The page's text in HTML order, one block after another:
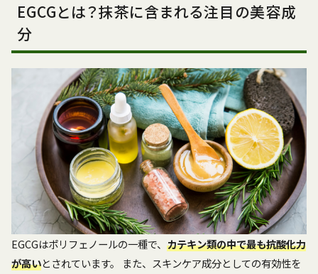
EGCGとは？抹茶に含まれる注目の美容成
分
EGCGはポリフェノールの一種で、 カテキン類の中で最も抗酸化力
が高いとされています。 また、スキンケア成分としての有効性を